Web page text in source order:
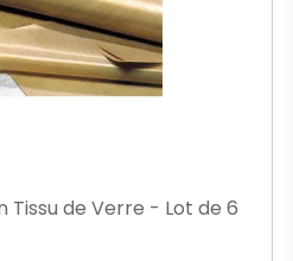
Tissu de Verre - Lot de 6